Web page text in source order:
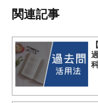
関連記事